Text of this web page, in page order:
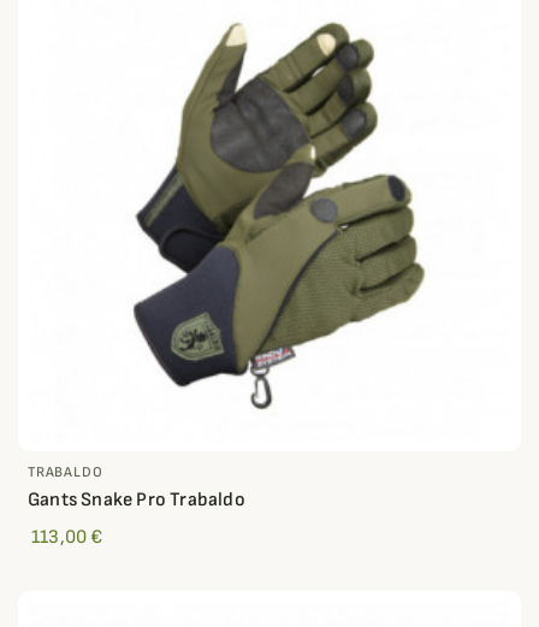
TRABALDO
Gants Snake Pro Trabaldo
113,00 €